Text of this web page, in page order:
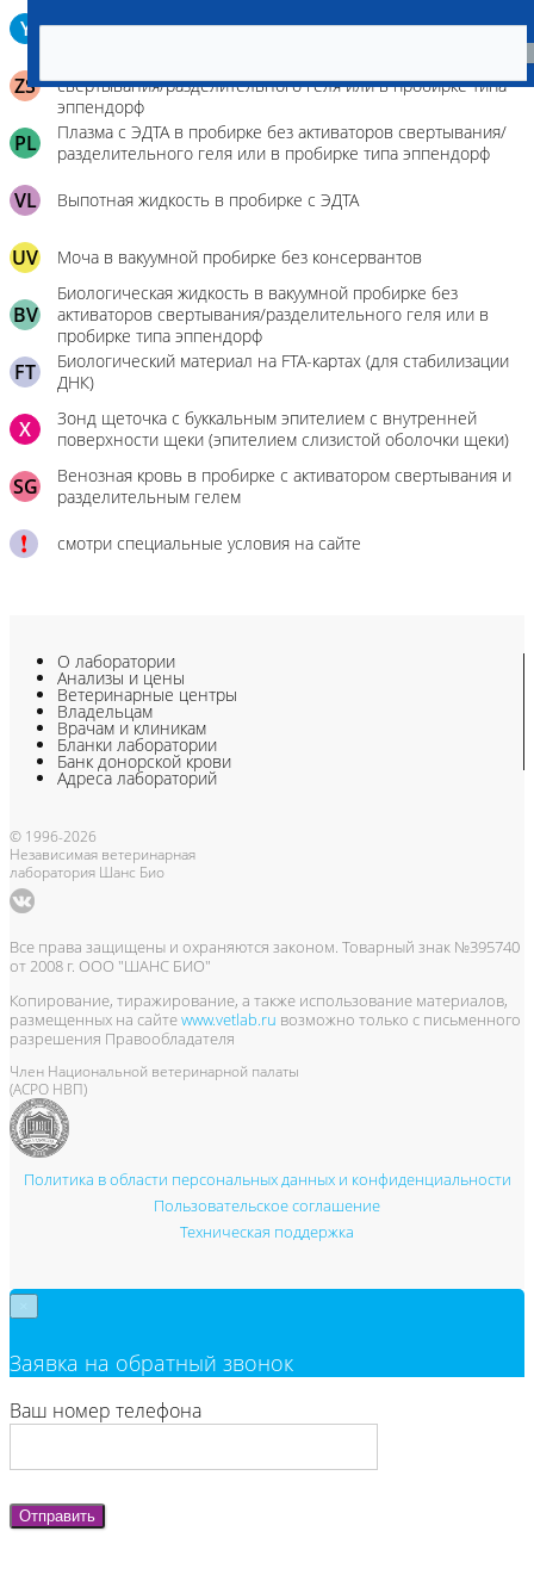
Y
ZS
свертывания/разделительного геля или в пробирке типа
эппендорф
PL
Плазма с ЭДТА в пробирке без активаторов свертывания/
разделительного геля или в пробирке типа эппендорф
VL Выпотная жидкость в пробирке с ЭДТА
UV Моча в вакуумной пробирке без консервантов
BV
Биологическая жидкость в вакуумной пробирке без
активаторов свертывания/разделительного геля или в
пробирке типа эппендорф
FT
Биологический материал на FTA-картах (для стабилизации
ДНК)
X
Зонд щеточка с буккальным эпителием с внутренней
поверхности щеки (эпителием слизистой оболочки щеки)
SG
Венозная кровь в пробирке с активатором свертывания и
разделительным гелем
смотри специальные условия на сайте
О лаборатории
Анализы и цены
Ветеринарные центры
Владельцам
Врачам и клиникам
Бланки лаборатории
Банк донорской крови
Адреса лабораторий
© 1996-2026
Независимая ветеринарная
лаборатория Шанс Био
Все права защищены и охраняются законом. Товарный знак №395740
от 2008 г. ООО "ШАНС БИО"
Копирование, тиражирование, а также использование материалов,
размещенных на сайтеwww.vetlab.ru возможно только с письменного
разрешения Правообладателя
Член Национальной ветеринарной палаты
(АСРО НВП)
Политика в области персональных данных и конфиденциальности
Пользовательское соглашение
Техническая поддержка
Заявка на обратный звонок
Ваш номер телефона
Отправить